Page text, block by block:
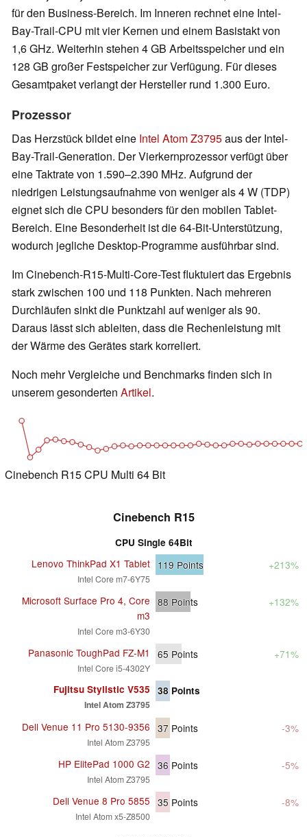
für den Business-Bereich. Im Inneren rechnet eine Intel-
Bay-Trail-CPU mit vier Kernen und einem Basistakt von
1,6 GHz. Weiterhin stehen 4 GB Arbeitsspeicher und ein
128 GB großer Festspeicher zur Verfügung. Für dieses
Gesamtpaket verlangt der Hersteller rund 1.300 Euro.
Prozessor
Das Herzstück bildet eine Intel Atom Z3795aus der Intel-
Bay-Trail-Generation. Der Vierkernprozessor verfügt über
eine Taktrate von 1.590–2.390 MHz. Aufgrund der
niedrigen Leistungsaufnahme von weniger als 4 W (TDP)
eignet sich die CPU besonders für den mobilen Tablet-
Bereich. Eine Besonderheit ist die 64-Bit-Unterstützung,
wodurch jegliche Desktop-Programme ausführbar sind.
Im Cinebench-R15-Multi-Core-Test fluktuiert das Ergebnis
stark zwischen 100 und 118 Punkten. Nach mehreren
Durchläufen sinkt die Punktzahl auf weniger als 90.
Daraus lässt sich ableiten, dass die Rechenleistung mit
der Wärme des Gerätes stark korreliert.
Noch mehr Vergleiche und Benchmarks finden sich in
unserem gesonderten Artikel.
Cinebench R15 CPU Multi 64 Bit
Cinebench R15
CPU Single 64Bit
Lenovo ThinkPad X1 Tablet
Intel Core m7-6Y75
119 Points +213%
Microsoft Surface Pro 4, Core
m3
Intel Core m3-6Y30
88 Points +132%
Panasonic ToughPad FZ-M1
Intel Core i5-4302Y
65 Points +71%
Fujitsu Stylistic V535
Intel Atom Z3795
38 Points
Dell Venue 11 Pro 5130-9356
Intel Atom Z3795
37 Points -3%
HP ElitePad 1000 G2
Intel Atom Z3795
36 Points -5%
Dell Venue 8 Pro 5855
Intel Atom x5-Z8500
35 Points -8%